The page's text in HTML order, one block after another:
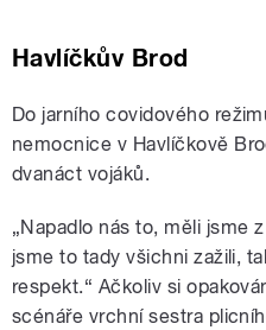
Havlíčkův Brod
Do jarního covidového
nemocnice v Havlíčkově
dvanáct vojáků.
„Napadlo nás to, měli jsme
jsme to tady všichni zažili,
respekt.“ Ačkoliv si
scénáře vrchní sestra